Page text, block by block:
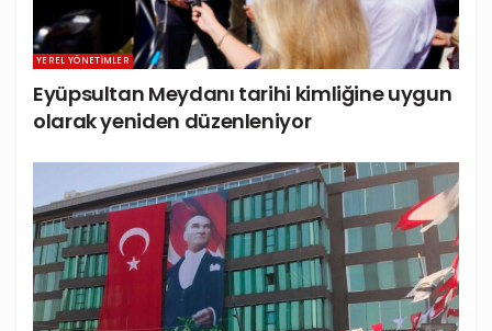
YEREL YÖNETIMLER
Eyüpsultan Meydanı tarihi kimliğine uygun
olarak yeniden düzenleniyor